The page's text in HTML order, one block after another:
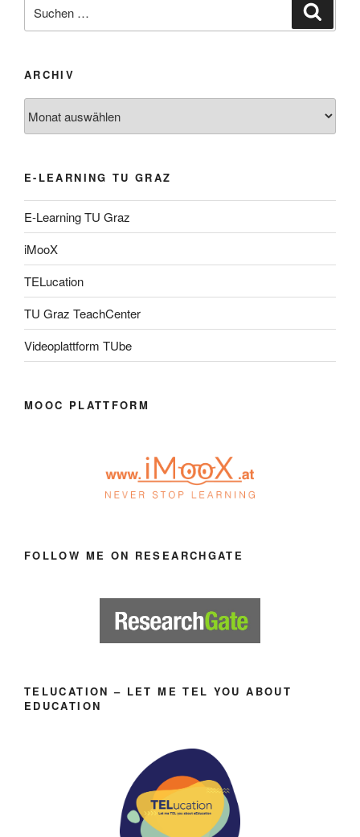
nach:
ARCHIV
E-LEARNING TU GRAZ
E-Learning TU Graz
iMooX
TELucation
TU Graz TeachCenter
Videoplattform TUbe
MOOC PLATTFORM
FOLLOW ME ON RESEARCHGATE
TELUCATION – LET ME TEL YOU ABOUT
EDUCATION